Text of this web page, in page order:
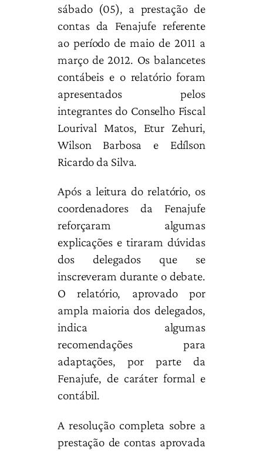
sábado (05), a prestação de
contas da Fenajufe referente
ao período de maio de 2011 a
março de 2012. Os balancetes
contábeis e o relatório foram
apresentados pelos
integrantes do Conselho Fiscal
Lourival Matos, Etur Zehuri,
Wilson Barbosa e Edílson
Ricardo da Silva.
Após a leitura do relatório, os
coordenadores da Fenajufe
reforçaram algumas
explicações e tiraram dúvidas
dos delegados que se
inscreveram durante o debate.
O relatório, aprovado por
ampla maioria dos delegados,
indica algumas
recomendações para
adaptações, por parte da
Fenajufe, de caráter formal e
contábil.
A resolução completa sobre a
prestação de contas aprovada